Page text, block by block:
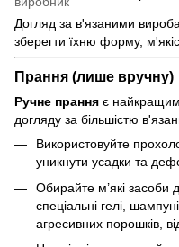
Догляд за в'язаними
зберегти їхню форму,
Прання (лише вручну)
Ручне прання є найкращим
догляду за більшістю
Використовуйте
уникнути усадки та
Обирайте м’які засоби
спеціальні гелі,
агресивних порошків,